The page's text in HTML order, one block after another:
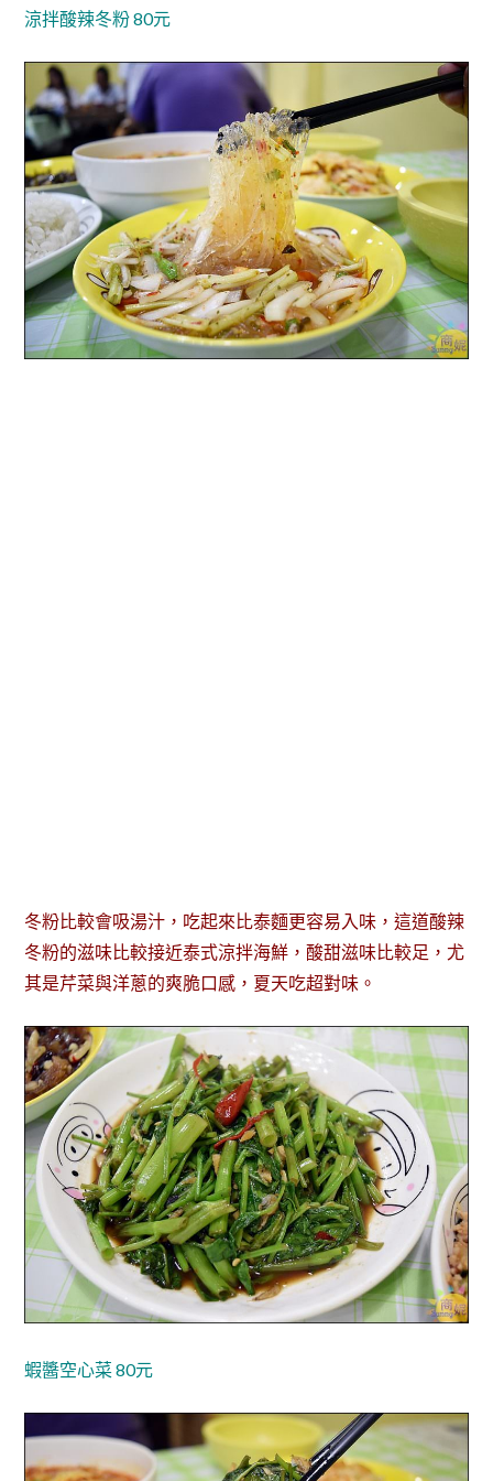
涼拌酸辣冬粉 80元
冬粉比較會吸湯汁，吃起來比泰麵更容易入味，這道酸辣
冬粉的滋味比較接近泰式涼拌海鮮，酸甜滋味比較足，尤
其是芹菜與洋蔥的爽脆口感，夏天吃超對味。
蝦醬空心菜 80元